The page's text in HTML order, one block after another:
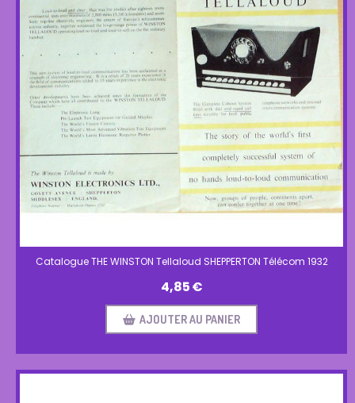
Catalogue THE WINSTON Tellaloud SHEPPERTON Télécom 1932
4,85€
AJOUTER AU PANIER